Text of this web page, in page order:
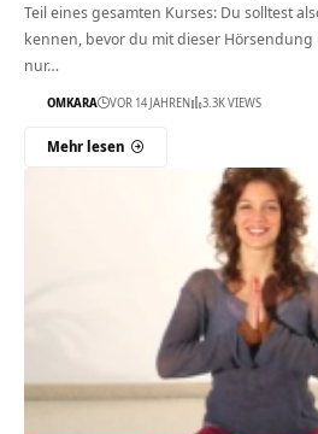
Teil eines gesamten Kurses: Du solltest
kennen, bevor du mit dieser
nur…
OMKARA VOR 14 JAHREN 3.3K VIEWS
Mehr lesen